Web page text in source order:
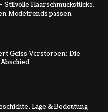
Stilvolle Haarschmuckstücke,
Modetrends passen
Geiss Verstorben: Die
Lage & Bedeutung